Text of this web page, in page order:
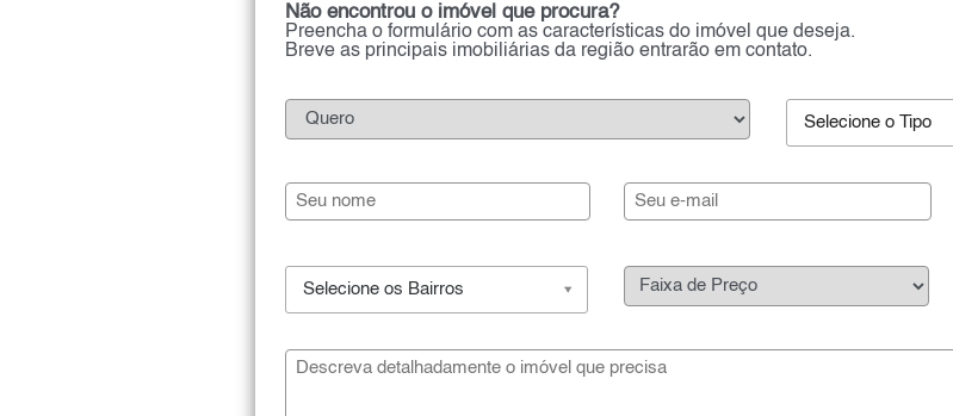
Não encontrou o imóvel que procura?
Preencha o formulário com as características do imóvel que deseja.
Breve as principais imobiliárias da região entrarão em contato.
Selecione o Tipo
Selecione os Bairros